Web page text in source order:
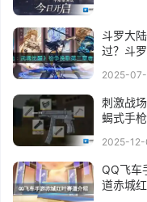
斗罗大
过？斗
2025-
刺激战
蝎式手
2025-
QQ飞车
道赤城